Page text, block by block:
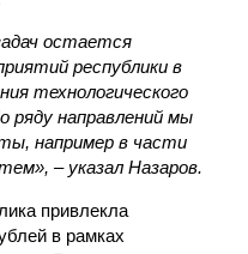
остается
республики в
технологического
ряду направлений мы
например в части
– указал Назаров.
привлекла
в рамках